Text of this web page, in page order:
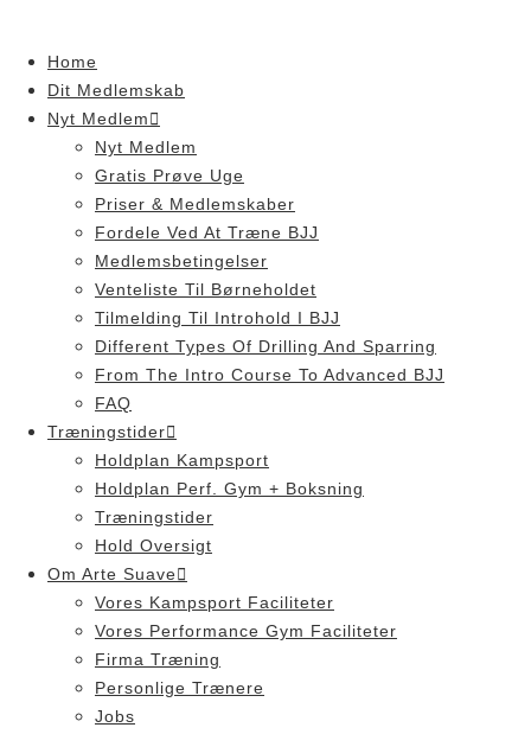
contentHome
Dit Medlemskab
Nyt Medlem
Nyt Medlem
Gratis Prøve Uge
Priser & Medlemskaber
Fordele Ved At Træne BJJ
Medlemsbetingelser
Venteliste Til Børneholdet
Tilmelding Til Introhold I BJJ
Different Types Of Drilling And Sparring
From The Intro Course To Advanced BJJ
FAQ
Træningstider
Holdplan Kampsport
Holdplan Perf. Gym + Boksning
Træningstider
Hold Oversigt
Om Arte Suave
Vores Kampsport Faciliteter
Vores Performance Gym Faciliteter
Firma Træning
Personlige Trænere
Jobs